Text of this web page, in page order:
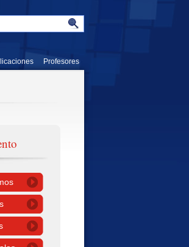
Profesores